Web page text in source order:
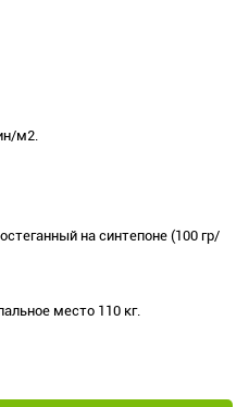
м2.
на синтепоне (100 гр/
место 110 кг.